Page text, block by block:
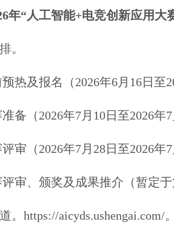
年“人工智能+电竞创新应用大
。
热及报名 （2026年6月 16日 至
备 （2026年7月 10日至2026年7
审 （2026年7月 28日至2026年7
审、 颁奖及成果推介 （暂定于
。 https://aicyds.ushengai.com/